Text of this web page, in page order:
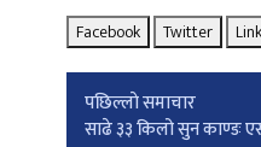
Facebook Twitter
Post
पछिल्लाे समाचार
साढे ३३ किलो सुन काण्डः